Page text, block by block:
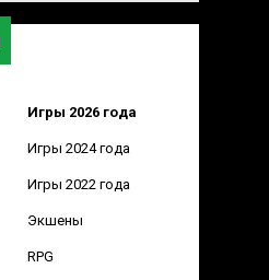
Игры 2026 года
Игры 2024 года
Игры 2022 года
Экшены
RPG